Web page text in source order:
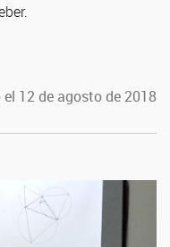
12 de agosto de 2018